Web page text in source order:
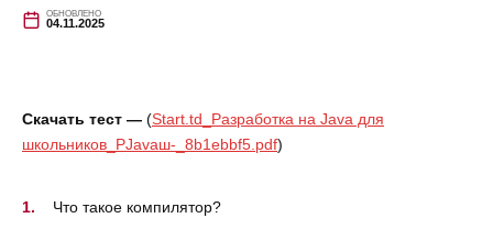
ОБНОВЛЕНО
04.11.2025
Скачать тест — (Start.td_Разработка на Java для
школьников_РJavaш-_8b1ebbf5.pdf)
Что такое компилятор?